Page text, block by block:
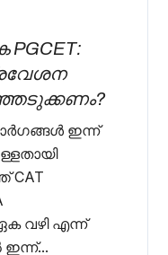
PGCET:
ഇന്ന്
CAT
വഴി എന്ന്
ഇന്ന്...